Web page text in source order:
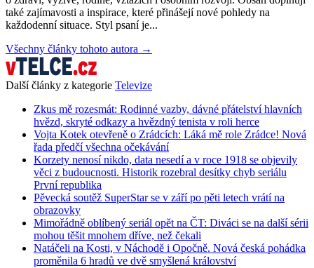
také zajímavosti a inspirace, které přinášejí nové pohledy na
každodenní situace. Styl psaní je...
Všechny články tohoto autora →
Další články z kategorie Televize
Zkus mě rozesmát: Rodinné vazby, dávné přátelství hlavních
hvězd, skryté odkazy a hvězdný tenista v roli herce
Vojta Kotek otevřeně o Zrádcích: Láká mě role Zrádce! Nová
řada předčí všechna očekávání
Korzety nenosí nikdo, data nesedí a v roce 1918 se objevily
věci z budoucnosti. Historik rozebral desítky chyb seriálu
První republika
Pěvecká soutěž SuperStar se v září po pěti letech vrátí na
obrazovky
Mimořádně oblíbený seriál opět na ČT: Diváci se na další sérii
mohou těšit mnohem dříve, než čekali
Natáčeli na Kosti, v Náchodě i Opočně. Nová česká pohádka
proměnila 6 hradů ve dvě smyšlená království